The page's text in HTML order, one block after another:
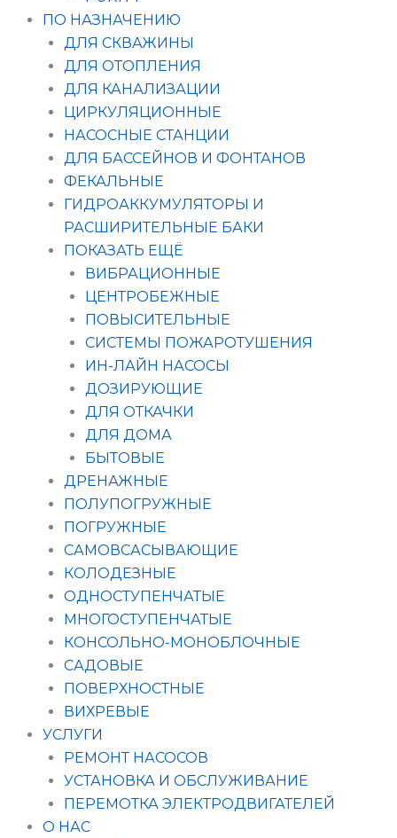
ПО НАЗНАЧЕНИЮ
ДЛЯ СКВАЖИНЫ
ДЛЯ ОТОПЛЕНИЯ
ДЛЯ КАНАЛИЗАЦИИ
ЦИРКУЛЯЦИОННЫЕ
НАСОСНЫЕ СТАНЦИИ
ДЛЯ БАССЕЙНОВ И ФОНТАНОВ
ФЕКАЛЬНЫЕ
ГИДРОАККУМУЛЯТОРЫ И
РАСШИРИТЕЛЬНЫЕ БАКИ
ПОКАЗАТЬ ЕЩЁ
ВИБРАЦИОННЫЕ
ЦЕНТРОБЕЖНЫЕ
ПОВЫСИТЕЛЬНЫЕ
СИСТЕМЫ ПОЖАРОТУШЕНИЯ
ИН-ЛАЙН НАСОСЫ
ДОЗИРУЮЩИЕ
ДЛЯ ОТКАЧКИ
ДЛЯ ДОМА
БЫТОВЫЕ
ДРЕНАЖНЫЕ
ПОЛУПОГРУЖНЫЕ
ПОГРУЖНЫЕ
САМОВСАСЫВАЮЩИЕ
КОЛОДЕЗНЫЕ
ОДНОСТУПЕНЧАТЫЕ
МНОГОСТУПЕНЧАТЫЕ
КОНСОЛЬНО-МОНОБЛОЧНЫЕ
САДОВЫЕ
ПОВЕРХНОСТНЫЕ
ВИХРЕВЫЕ
УСЛУГИ
РЕМОНТ НАСОСОВ
УСТАНОВКА И ОБСЛУЖИВАНИЕ
ПЕРЕМОТКА ЭЛЕКТРОДВИГАТЕЛЕЙ
О НАС